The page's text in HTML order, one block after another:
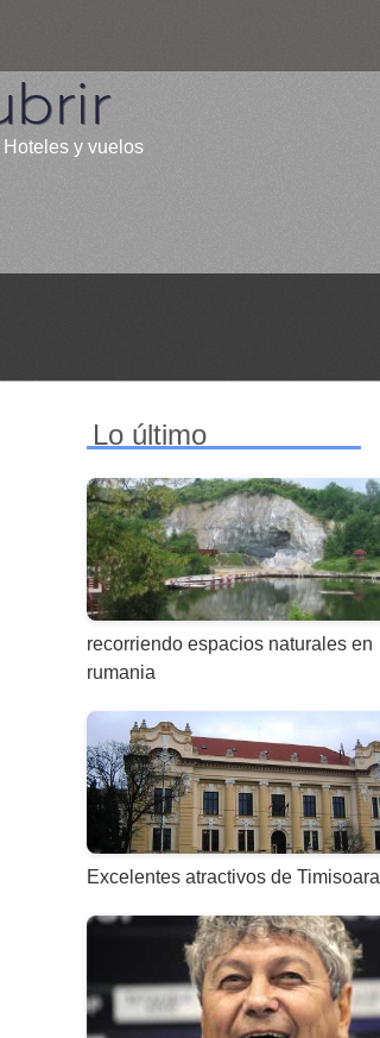
y vuelos
Lo último
recorriendo espacios naturales en
rumania
Excelentes atractivos de Timisoara